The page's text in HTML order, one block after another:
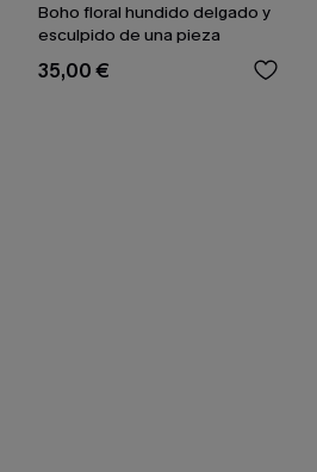
Boho floral hundido delgado y
esculpido de una pieza
35,00 €